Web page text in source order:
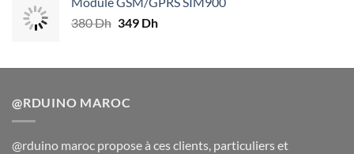
était :
260 Dh.
est :
239 Dh.
380Dh Le
était :
349 DhLe
est :
@RDUINO MAROC
@rduino maroc propose à ces clients, particuliers et